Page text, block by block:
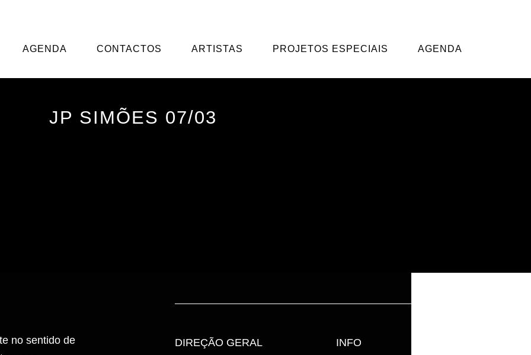
AGENDA CONTACTOS ARTISTAS PROJETOS ESPECIAIS
AGENDA
JP SIMÕES 07/03
no sentido de
DIREÇÃO GERAL INFO